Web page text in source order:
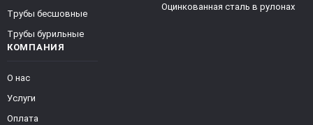
КОМПАНИЯ
О нас
Услуги
Оплата
Трубы бесшовные
Трубы бурильные
Оцинкованная сталь в рулонах